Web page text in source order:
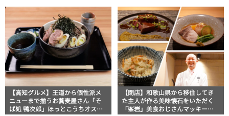
さんマッキー牧元の高知満腹日記
【高知グルメ】王道から個性派メ
ニューまで揃うお蕎麦屋さん「そ
ば処 鴨次郎」ほっとこうちオスス
【閉店】和歌山県から移住してき
た主人が作る美味懐石をいただく
「峯岩」美食おじさんマッキー牧